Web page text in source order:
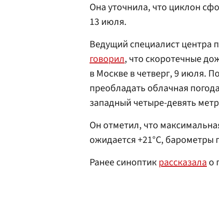
Она уточнила, что циклон
13 июля.
Ведущий специалист центра
говорил, что скоротечные
в Москве в четверг, 9 июля.
преобладать облачная
западный четыре-девять
Он отметил, что
ожидается +21°C, барометры
Ранее синоптикрассказалао